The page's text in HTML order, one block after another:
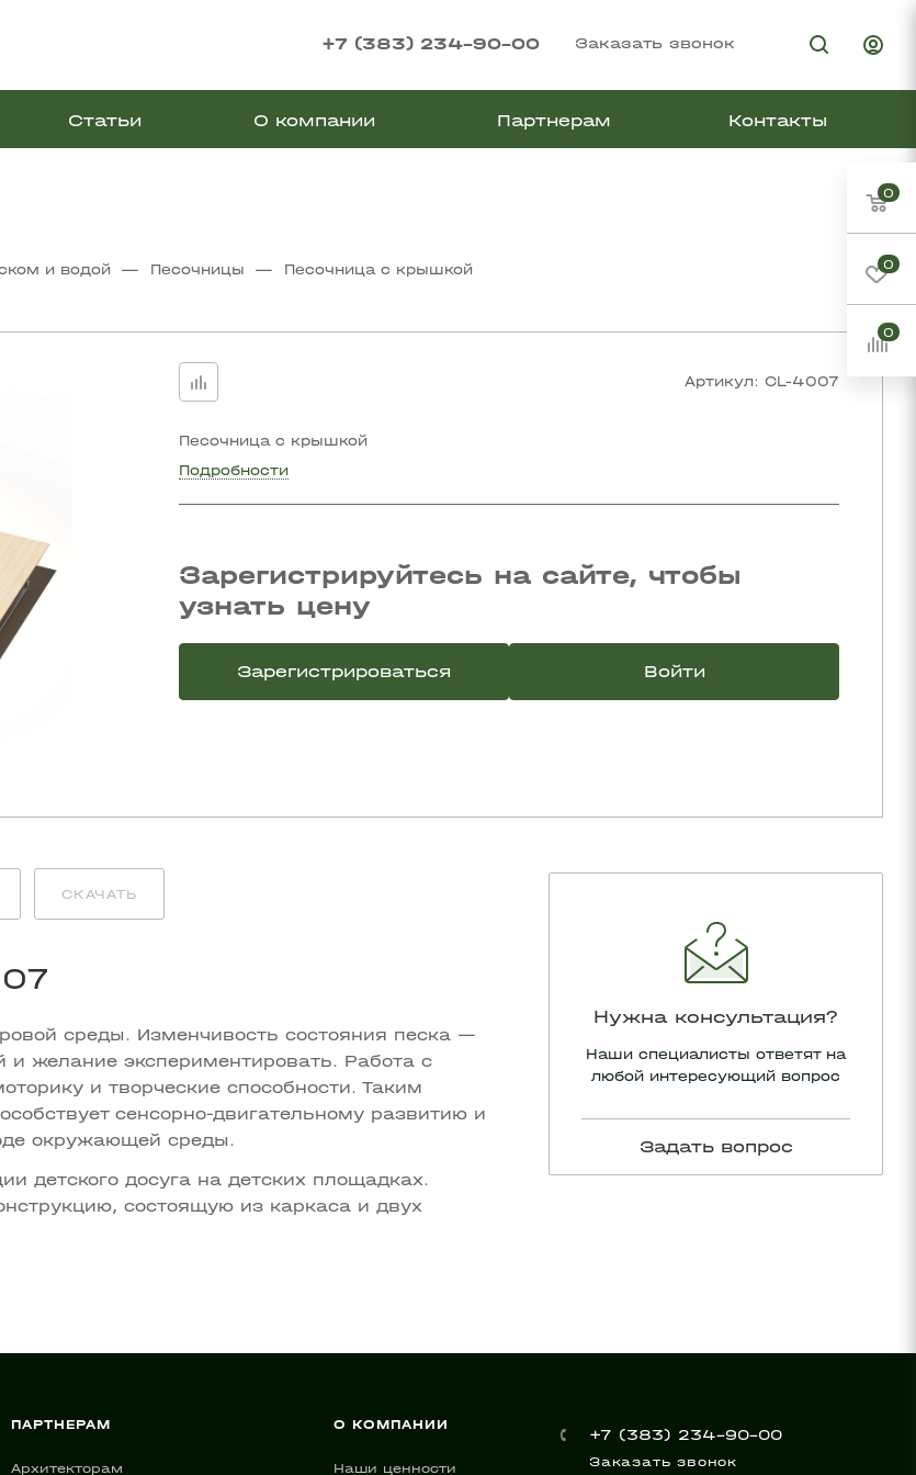
+7 (383) 234-90-00 Заказать звонок
Статьи О компании Партнерам Контакты
и водой — Песочницы — Песочница с крышкой
Артикул: CL-4007
Песочница с крышкой
Подробности
Зарегистрируйтесь на сайте, чтобы
узнать цену
Зарегистрироваться Войти
СКАЧАТЬ
среды. Изменчивость состояния песка —
желание экспериментировать. Работа с
и творческие способности. Таким
сенсорно-двигательному развитию и
окружающей среды.
детского досуга на детских площадках.
состоящую из каркаса и двух
Нужна консультация?
Наши специалисты ответят на
любой интересующий вопрос
Задать вопрос
ПАРТНЕРАМ
Архитекторам
О КОМПАНИИ
Наши ценности
+7 (383) 234-90-00
Заказать звонок
0
0
0